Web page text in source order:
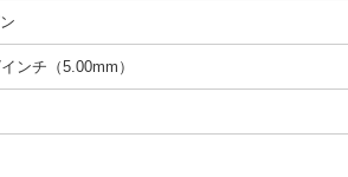
ンチ（5.00mm）